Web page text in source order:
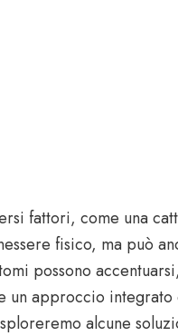
fattori, come una
fisico, ma può
possono
approccio integrato
alcune